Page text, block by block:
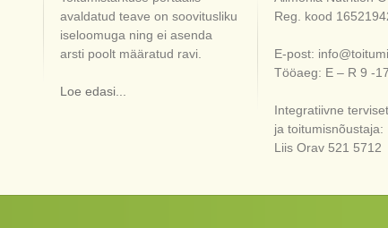
avaldatud teave on soovitusliku
iseloomuga ning ei asenda
arsti poolt määratud ravi.
Loe edasi...
Reg. kood
E-post:
Tööaeg: E – R 9 -17
Integratiivne
ja toitumisnõustaja:
Liis Orav 521 5712